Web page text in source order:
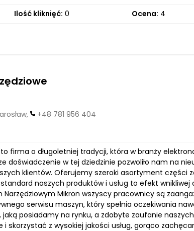
Ilość kliknięć: 0 Ocena: 4
+48 781 956 404
firma o długoletniej tradycji, która w branży
doświadczenie w tej dziedzinie pozwoliło nam na
klientów. Oferujemy szeroki asortyment części
naszych produktów i usług to efekt wnikliwej
Mikron wszyscy pracownicy są
serwisu maszyn, który spełnia oczekiwania
posiadamy na rynku, a zdobyte zaufanie
i skorzystać z wysokiej jakości usług, gorąco